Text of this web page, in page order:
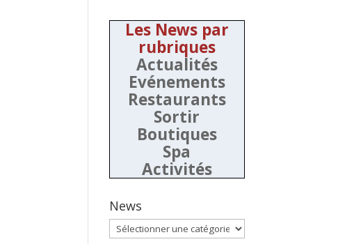
Les News par
rubriques
Actualités
Evénements
Restaurants
Sortir
Boutiques
Spa
Activités
News
News